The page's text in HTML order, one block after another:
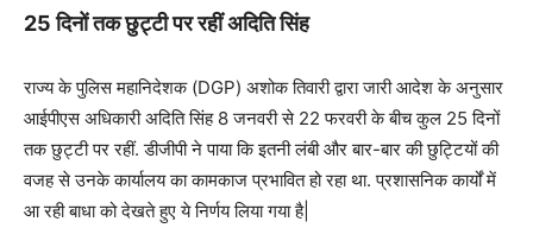
25 दिनों तक छुट्टी पर रहीं अदिति सिंह
राज्य के पुलिस महानिदेशक (DGP) अशोक तिवारी द्वारा जारी आदेश के अनुसार
आईपीएस अधिकारी अदिति सिंह 8 जनवरी से 22 फरवरी के बीच कुल 25 दिनों
तक छुट्टी पर रहीं. डीजीपी ने पाया कि इतनी लंबी और बार-बार की छुट्टियों की
वजह से उनके कार्यालय का कामकाज प्रभावित हो रहा था. प्रशासनिक कार्यों में
आ रही बाधा को देखते हुए ये निर्णय लिया गया है|